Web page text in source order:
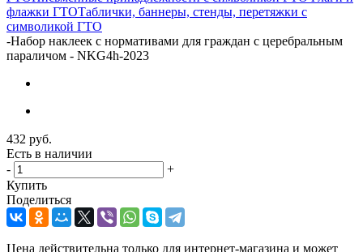
флажки ГТОТаблички, баннеры, стенды, перетяжки с
символикой ГТО
-Набор наклеек с нормативами для граждан с церебральным
параличом - NKG4h-2023
432 руб.
Есть в наличии
-
+
Купить
Поделиться
Цена действительна только для интернет-магазина и может